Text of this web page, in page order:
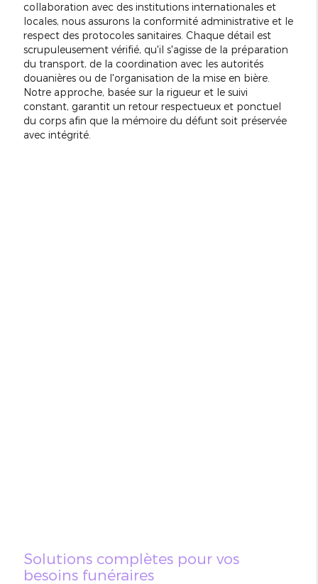
collaboration avec des institutions internationales et
locales, nous assurons la conformité administrative et le
respect des protocoles sanitaires. Chaque détail est
scrupuleusement vérifié, qu'il s'agisse de la préparation
du transport, de la coordination avec les autorités
douanières ou de l'organisation de la mise en bière.
Notre approche, basée sur la rigueur et le suivi
constant, garantit un retour respectueux et ponctuel
du corps afin que la mémoire du défunt soit préservée
avec intégrité.
Solutions complètes pour vos
besoins funéraires